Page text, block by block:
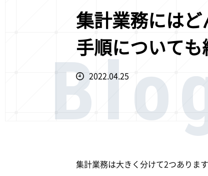
集計業務にはど
手順についても
2022.04.25
集計業務は大きく分けて2つありま